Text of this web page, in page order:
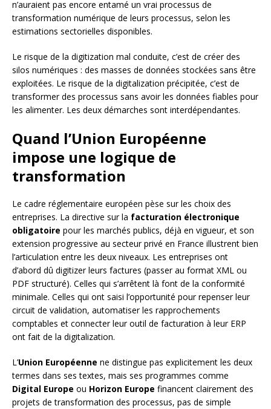
n’auraient pas encore entamé un vrai processus de
transformation numérique de leurs processus, selon les
estimations sectorielles disponibles.
Le risque de la digitization mal conduite, c’est de créer des
silos numériques : des masses de données stockées sans être
exploitées. Le risque de la digitalization précipitée, c’est de
transformer des processus sans avoir les données fiables pour
les alimenter. Les deux démarches sont interdépendantes.
Quand l’Union Européenne
impose une logique de
transformation
Le cadre réglementaire européen pèse sur les choix des
entreprises. La directive sur la facturation électronique
obligatoire pour les marchés publics, déjà en vigueur, et son
extension progressive au secteur privé en France illustrent bien
l’articulation entre les deux niveaux. Les entreprises ont
d’abord dû digitizer leurs factures (passer au format XML ou
PDF structuré). Celles qui s’arrêtent là font de la conformité
minimale. Celles qui ont saisi l’opportunité pour repenser leur
circuit de validation, automatiser les rapprochements
comptables et connecter leur outil de facturation à leur ERP
ont fait de la digitalization.
L’Union Européenne ne distingue pas explicitement les deux
termes dans ses textes, mais ses programmes comme
Digital Europe ou Horizon Europe financent clairement des
projets de transformation des processus, pas de simple